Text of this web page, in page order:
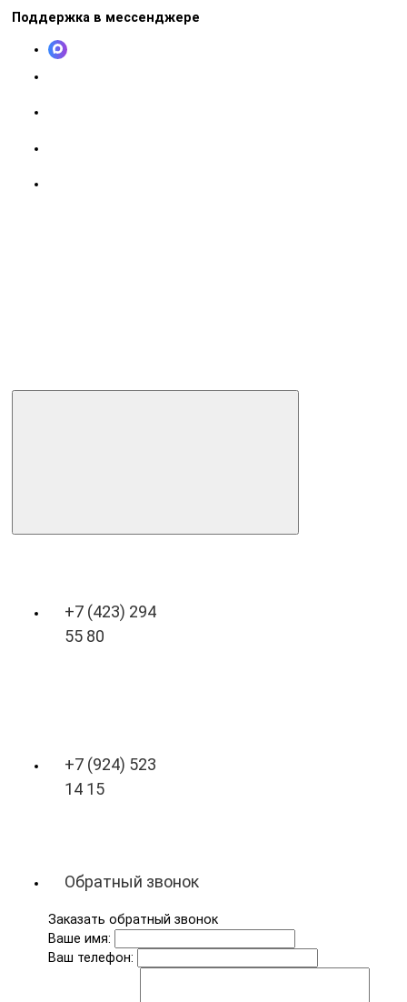
Поддержка в мессенджере
+7 (423) 294
55 80
+7 (924) 523
14 15
Обратный звонок
Заказать обратный звонок
Ваше имя:
Ваш телефон: